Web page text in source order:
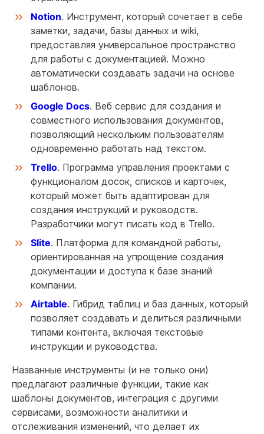
Notion. Инструмент, который сочетает в себе
заметки, задачи, базы данных и wiki,
предоставляя универсальное пространство
для работы с документацией. Можно
автоматически создавать задачи на основе
шаблонов.
Google Docs. Веб сервис для создания и
совместного использования документов,
позволяющий нескольким пользователям
одновременно работать над текстом.
Trello. Программа управления проектами с
функционалом досок, списков и карточек,
который может быть адаптирован для
создания инструкций и руководств.
Разработчики могут писать код в Trello.
Slite. Платформа для командной работы,
ориентированная на упрощение создания
документации и доступа к базе знаний
компании.
Airtable. Гибрид таблиц и баз данных, который
позволяет создавать и делиться различными
типами контента, включая текстовые
инструкции и руководства.
Названные инструменты (и не только они)
предлагают различные функции, такие как
шаблоны документов, интеграция с другими
сервисами, возможности аналитики и
отслеживания изменений, что делает их